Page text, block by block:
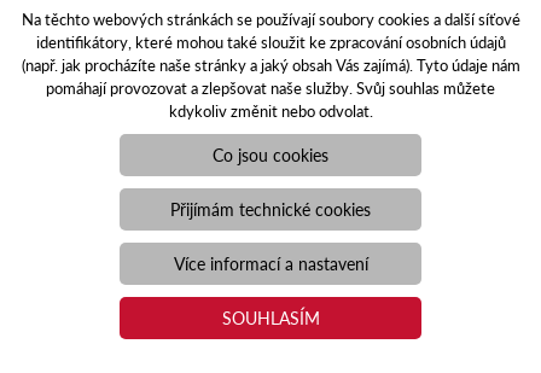
Responzivní webPuxdesign | agrics.cz © 2021
Toto jsou internetové stránky společnosti AGRI CS a. s., se sídlem
v Hustopečích, Hybešova 14, PSČ 69301, IČO 26243334,
zapsané v OR vedeném Krajským soudem v Brně, oddíl B, vložka
3582. Společnost AGRI CS a.s. je členem koncernu AGROFERT
řízeného společností AGROFERT, a.s., IČO 26185610, se sídlem
na adrese Pyšelská 2327/2, Chodov, 149 00 Praha 4.
portal.caseklub.cz
shop.agrics.cz
traktorbazar.cz
eshop.agrics.cz/cs
a-finance.cz
Na těchto webových stránkách se používají soubory cookies a další síťové
identifikátory, které mohou také sloužit ke zpracování osobních údajů
(např. jak procházíte naše stránky a jaký obsah Vás zajímá). Tyto údaje nám
pomáhají provozovat a zlepšovat naše služby. Svůj souhlas můžete
kdykoliv změnit nebo odvolat.
Co jsou cookies
Přijímám technické cookies
Více informací a nastavení
SOUHLASÍM